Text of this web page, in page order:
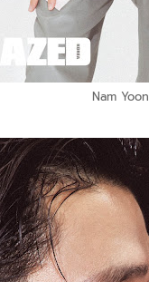
Nam